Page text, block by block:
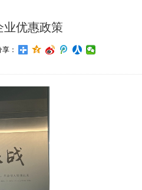
业优惠政策
享：